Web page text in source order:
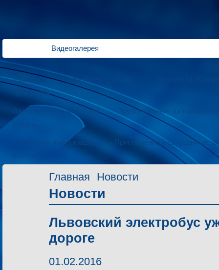
Видеогалерея
Трамваи для колеи 1000 мм
Продукция
Лазерная резка металлов
Трубогибочное производство
Услуги
Контактная информация
Приглашение к
Контакты
Главная Новости
Новости
Львовский электробус
дороге
01.02.2016